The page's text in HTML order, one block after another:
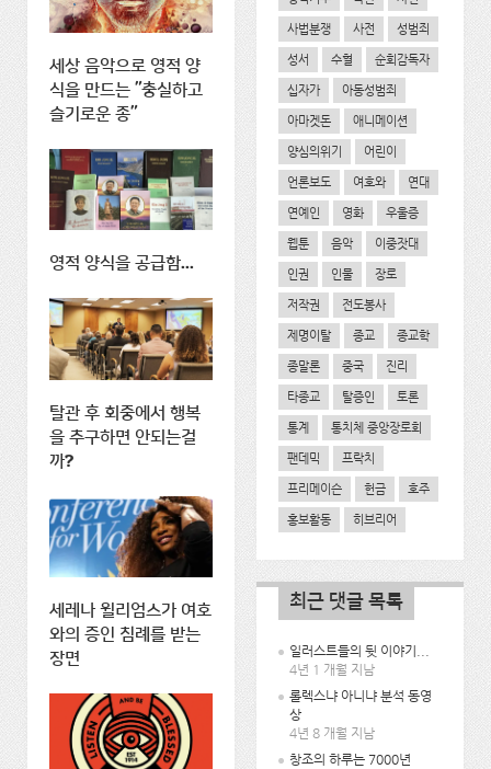
세상 음악으로 영적 양
식을 만드는 "충실하고
슬기로운 종"
영적 양식을 공급함...
탈관 후 회중에서 행복
을 추구하면 안되는걸
까?
세레나 윌리엄스가 여호
와의 증인 침례를 받는
장면
사법분쟁 사전 성범죄
성서 수혈 순회감독자
십자가 아동성범죄
아마겟돈 애니메이션
양심의위기 어린이
언론보도 여호와 연대
연예인 영화 우울증
웹툰 음악 이중잣대
인권 인물 장로
저작권 전도봉사
제명이탈 종교 종교학
종말론 중국 진리
타종교 탈증인 토론
통계 통치체 중앙장로회
팬데믹 프락치
프리메이슨 헌금 호주
홍보활동 히브리어
최근 댓글 목록
일러스트들의 뒷 이야기...
4년 1 개월 지남
롤렉스냐 아니냐 분석 동영
상
4년 8 개월 지남
창조의 하루는 7000년